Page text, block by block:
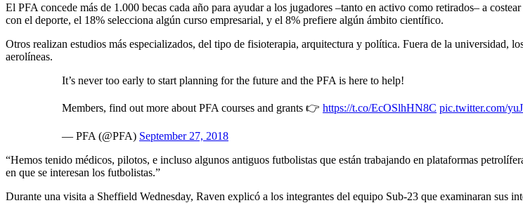
El PFA concede más de 1.000 becas cada año para ayudar a los jugadores –tanto en activo como retirados– a
con el deporte, el 18% selecciona algún curso empresarial, y el 8% prefiere algún ámbito científico.
Otros realizan estudios más especializados, del tipo de fisioterapia, arquitectura y política. Fuera de la universidad,
aerolíneas.
It’s never too early to start planning for the future and the PFA is here to help!
Members, find out more about PFA courses and grants 👉 https://t.co/EcOSlhHN8C pic.twitter.com/
— PFA (@PFA) September 27, 2018
“Hemos tenido médicos, pilotos, e incluso algunos antiguos futbolistas que están trabajando en plataformas
en que se interesan los futbolistas.”
Durante una visita a Sheffield Wednesday, Raven explicó a los integrantes del equipo Sub-23 que examinaran sus